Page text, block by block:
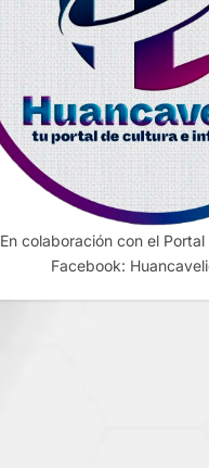
En colaboración con el
Facebook: